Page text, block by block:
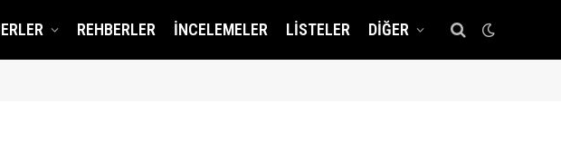
REHBERLER İNCELEMELER LISTELER DIĞER